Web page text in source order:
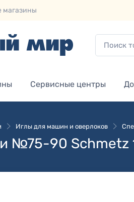
магазины
Сервисные центры
Иглы для машин и оверлоков
№75-90 Schmetz